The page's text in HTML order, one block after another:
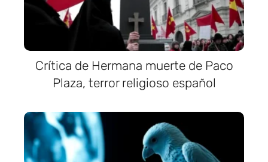
Crítica de Hermana muerte de Paco
Plaza, terror religioso español